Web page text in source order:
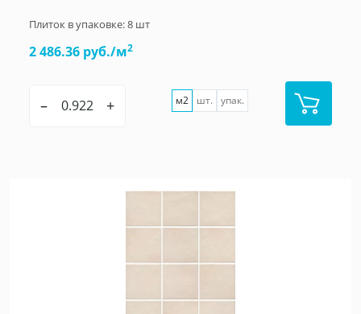
Плиток в упаковке:8 шт
2 486.36 руб./м2
– + м2 шт. упак.